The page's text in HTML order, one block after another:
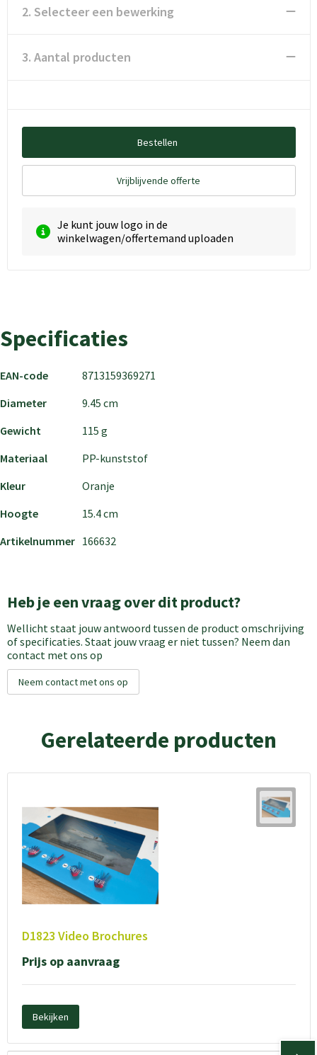
2. Selecteer een bewerking
3. Aantal producten
Bestellen
Vrijblijvende offerte
Je kunt jouw logo in de
winkelwagen/offertemand uploaden
Specificaties
EAN-code
8713159369271
Diameter
9.45 cm
Gewicht
115 g
Materiaal
PP-kunststof
Kleur
Oranje
Hoogte
15.4 cm
Artikelnummer 166632
Heb je een vraag over dit product?
Wellicht staat jouw antwoord tussen de product omschrijving
of specificaties. Staat jouw vraag er niet tussen? Neem dan
contact met ons op
Neem contact met ons op
Gerelateerde producten
D1823 Video Brochures
Prijs op aanvraag
Bekijken